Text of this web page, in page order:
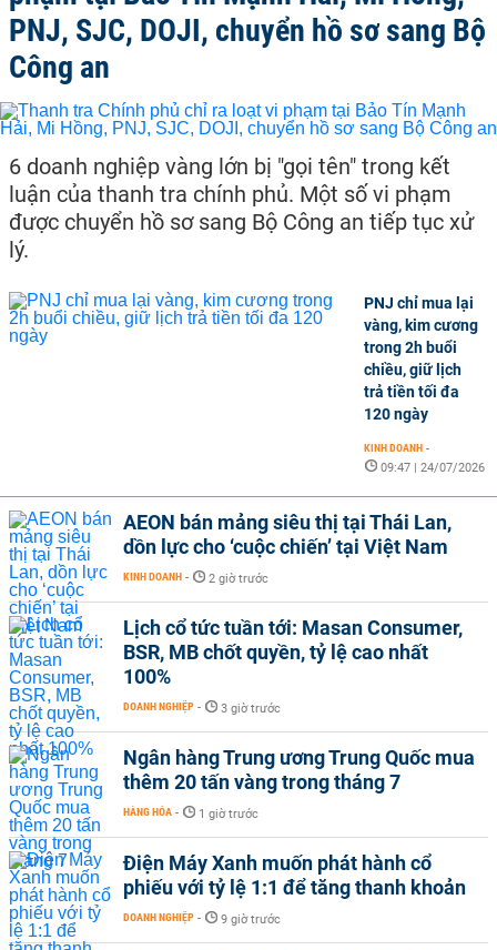
PNJ, SJC, DOJI, chuyển hồ sơ sang Bộ
Công an
6 doanh nghiệp vàng lớn bị "gọi tên" trong kết
luận của thanh tra chính phủ. Một số vi phạm
được chuyển hồ sơ sang Bộ Công an tiếp tục xử
lý.
PNJ chỉ mua lại
vàng, kim cương
trong 2h buổi
chiều, giữ lịch
trả tiền tối đa
120 ngày
KINH DOANH -
09:47 | 24/07/2026
AEON bán mảng siêu thị tại Thái Lan,
dồn lực cho ‘cuộc chiến’ tại Việt Nam
KINH DOANH - 2 giờ trước
Lịch cổ tức tuần tới: Masan Consumer,
BSR, MB chốt quyền, tỷ lệ cao nhất
100%
DOANH NGHIỆP - 3 giờ trước
Ngân hàng Trung ương Trung Quốc mua
thêm 20 tấn vàng trong tháng 7
HÀNG HÓA - 1 giờ trước
Điện Máy Xanh muốn phát hành cổ
phiếu với tỷ lệ 1:1 để tăng thanh khoản
DOANH NGHIỆP - 9 giờ trước